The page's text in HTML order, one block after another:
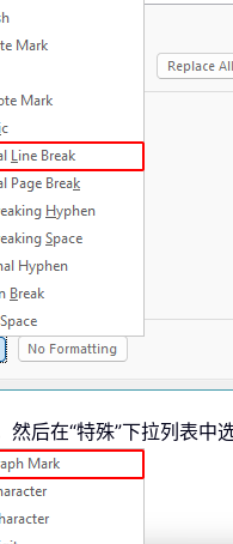
后在“特殊”下拉列表中选